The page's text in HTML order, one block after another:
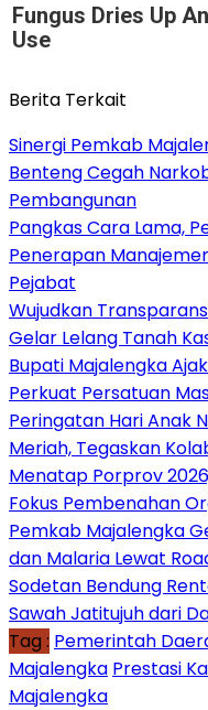
Fungus Dries Up
Use
Berita Terkait
Sinergi Pemkab
Benteng Cegah
Pembangunan
Pangkas Cara Lama,
Penerapan
Pejabat
Wujudkan
Gelar Lelang Tanah
Bupati Majalengka
Perkuat Persatuan
Peringatan Hari Anak
Meriah, Tegaskan
Menatap Porprov
Fokus Pembenahan
Pemkab Majalengka
dan Malaria Lewat
Sodetan Bendung
Sawah Jatitujuh dari
Tag : Pemerintah
Majalengka Prestasi
Majalengka